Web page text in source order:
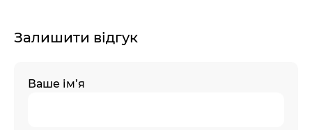
Залишити відгук
Ваше ім’я